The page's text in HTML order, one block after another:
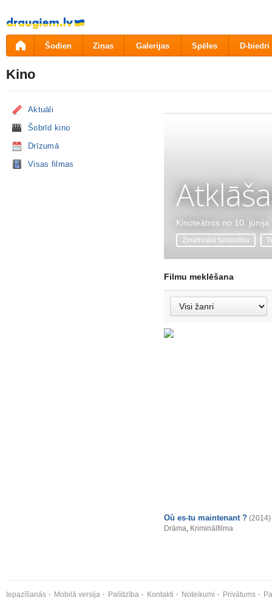
Pāriet
uz
saturu
Šodien Ziņas Galerijas Spēles D-biedri
Kino
Aktuāli
Šobrīd kino
Drīzumā
Visas filmas
Kinoteātros no 10. jūnija
Zinātniskā fantastika
Filmu meklēšana
Où es-tu maintenant ? (2014)
Drāma, Kriminālfilma
Iepazīšanās Mobilā versija Palīdzība Kontakti Noteikumi Privātums